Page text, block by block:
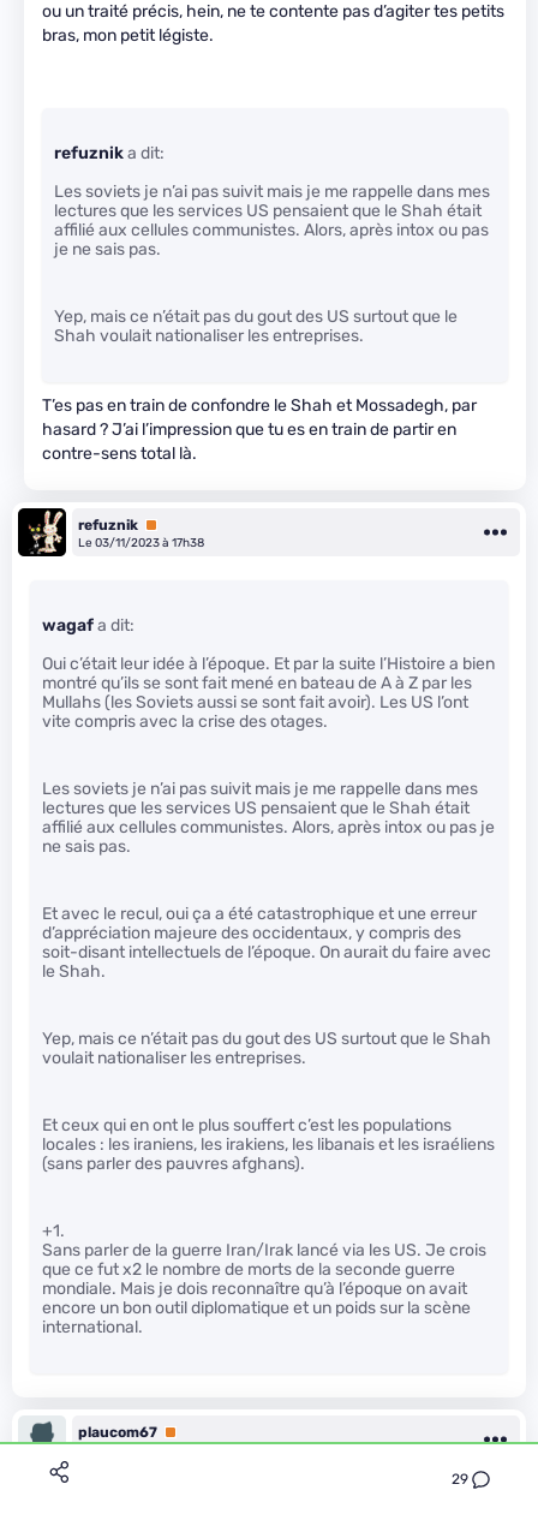
29
ou un traité précis, hein, ne te contente pas d’agiter tes petits
bras, mon petit légiste.
refuznika dit:
Les soviets je n’ai pas suivit mais je me rappelle dans mes
lectures que les services US pensaient que le Shah était
affilié aux cellules communistes. Alors, après intox ou pas
je ne sais pas.
Yep, mais ce n’était pas du gout des US surtout que le
Shah voulait nationaliser les entreprises.
T’es pas en train de confondre le Shah et Mossadegh, par
hasard ? J’ai l’impression que tu es en train de partir en
contre-sens total là.
refuznik Premium
Le 03/11/2023 à 17h38
wagafa dit:
Oui c’était leur idée à l’époque. Et par la suite l’Histoire a bien
montré qu’ils se sont fait mené en bateau de A à Z par les
Mullahs (les Soviets aussi se sont fait avoir). Les US l’ont
vite compris avec la crise des otages.
Les soviets je n’ai pas suivit mais je me rappelle dans mes
lectures que les services US pensaient que le Shah était
affilié aux cellules communistes. Alors, après intox ou pas je
ne sais pas.
Et avec le recul, oui ça a été catastrophique et une erreur
d’appréciation majeure des occidentaux, y compris des
soit-disant intellectuels de l’époque. On aurait du faire avec
le Shah.
Yep, mais ce n’était pas du gout des US surtout que le Shah
voulait nationaliser les entreprises.
Et ceux qui en ont le plus souffert c’est les populations
locales : les iraniens, les irakiens, les libanais et les israéliens
(sans parler des pauvres afghans).
+1.
Sans parler de la guerre Iran/Irak lancé via les US. Je crois
que ce fut x2 le nombre de morts de la seconde guerre
mondiale. Mais je dois reconnaître qu’à l’époque on avait
encore un bon outil diplomatique et un poids sur la scène
international.
plaucom67 Premium